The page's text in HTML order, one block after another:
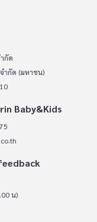
กัด
ำกัด (มหาชน)
Baby&Kids
น)